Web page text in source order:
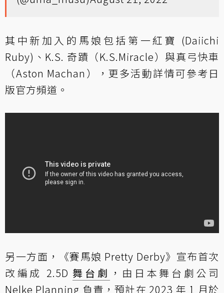
其中新加入的馬娘包括第一紅寶 (Daiichi
Ruby)、K.S. 奇蹟（K.S.Miracle）與真弓快車
（Aston Machan），更多活動詳情可參考日
版官方頻道。
另一方面，《賽馬娘 Pretty Derby》宣布首次
改編成 2.5D 舞台劇 ，由日本舞台劇公司
Nelke Planning 負責，預計在 2023 年 1 月於